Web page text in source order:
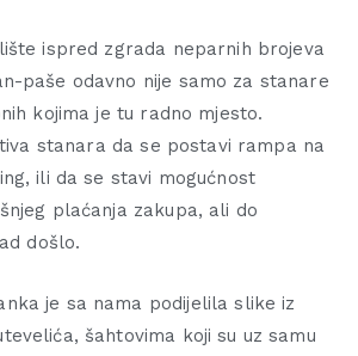
ispred zgrada neparnih brojeva
paše odavno nije samo za stanare
kojima je tu radno mjesto.
stanara da se postavi rampa na
ili da se stavi mogućnost
plaćanja zakupa, ali do
došlo.
je sa nama podijelila slike iz
šahtovima koji su uz samu